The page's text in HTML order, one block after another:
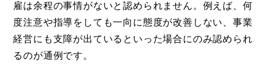
雇は余程の事情がないと認められません。例えば、何
度注意や指導をしても一向に態度が改善しない、事業
経営にも支障が出ているといった場合にのみ認められ
るのが通例です。